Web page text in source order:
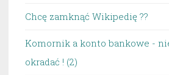
Chcę zamknąć Wikipedię ??
Komornik a konto bankowe -
okradać ! (2)